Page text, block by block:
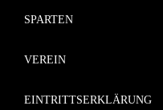
SPARTEN
VEREIN
EINTRITTSERKLÄRUNG